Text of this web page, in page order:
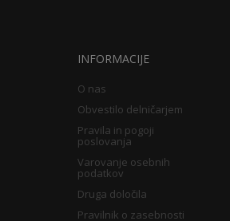
INFORMACIJE
O nas
Obvestilo delničarjem
Pravila in pogoji
poslovanja
Varovanje osebnih
podatkov
Druga določila
Pravilnik o zasebnosti